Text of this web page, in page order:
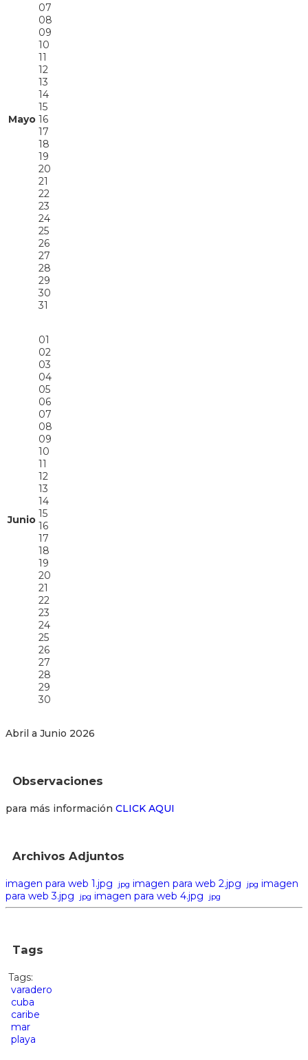
Mayo
07
08
09
10
11
12
13
14
15
16
17
18
19
20
21
22
23
24
25
26
27
28
29
30
31
Junio
01
02
03
04
05
06
07
08
09
10
11
12
13
14
15
16
17
18
19
20
21
22
23
24
25
26
27
28
29
30
Abril a Junio 2026
Observaciones
para más información CLICK AQUI
Archivos Adjuntos
imagen para web 1.jpg jpg imagen para web 2.jpg jpg imagen
para web 3.jpg
jpg imagen para web 4.jpg jpg
Tags
Tags:
varadero
cuba
caribe
mar
playa